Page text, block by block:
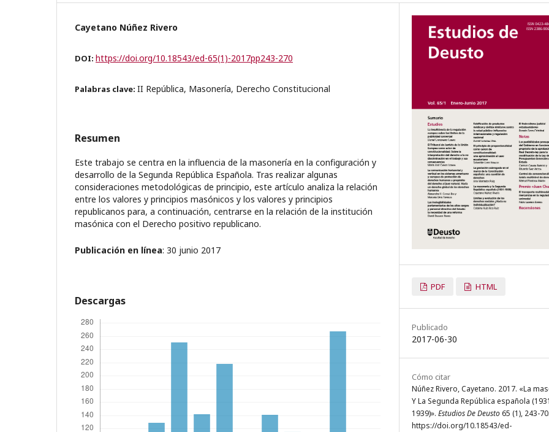
Cayetano Núñez Rivero
DOI: https://doi.org/10.18543/ed-65(1)-2017pp243-270
Palabras clave: II República, Masonería, Derecho Constitucional
Resumen
Este trabajo se centra en la influencia de la masonería en la configuración y
desarrollo de la Segunda República Española. Tras realizar algunas
consideraciones metodológicas de principio, este artículo analiza la relación
entre los valores y principios masónicos y los valores y principios
republicanos para, a continuación, centrarse en la relación de la institución
masónica con el Derecho positivo republicano.
Publicación en línea: 30 junio 2017
Descargas
PDF HTML
Publicado
2017-06-30
Cómo citar
Núñez Rivero, Cayetano. 2017. «La
Y La Segunda República española
1939)». Estudios De Deusto 65 (1), 243-70.
https://doi.org/10.18543/ed-